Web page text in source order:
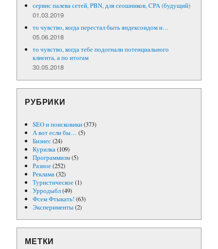
сервис палева сетей, PBN, для сеошников, CPA (будущий)
01.03.2019
то чувство, когда перестал быть яндексоидом и…
05.06.2018
то чувство, когда тебе подогнали потенциального
клиента, а по итогам
30.05.2018
РУБРИКИ
SEO и поисковики(373)
А вот если бы… (5)
Бизнес(24)
Курилка(109)
Программизм(5)
Разное(252)
Реклама(32)
Туристическое(1)
Урродыбл(49)
Фсем Фтыкать! (63)
Эксперименты(2)
МЕТКИ